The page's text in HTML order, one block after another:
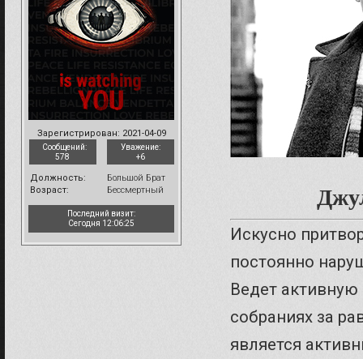
Зарегистрирован: 2021-04-09
Сообщений:
578
Уважение:
+6
Должность:
Большой Брат
Возраст:
Бессмертный
Последний визит:
Сегодня 12:06:25
Искусно
постоянно
Ведет
собраниях за
является